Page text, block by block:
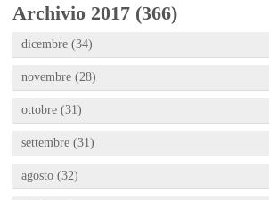
Archivio 2017 (366)
dicembre (34)
novembre (28)
ottobre (31)
settembre (31)
agosto (32)